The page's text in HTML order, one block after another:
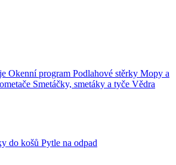
Okenní program Podlahové stěrky Mopy a
Smetáčky, smetáky a tyče Vědra
do košů Pytle na odpad